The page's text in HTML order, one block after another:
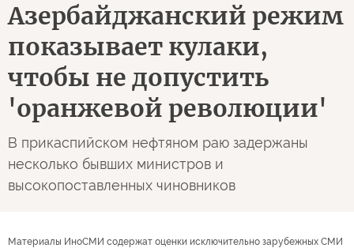
Азербайджанский режим
показывает кулаки,
чтобы не допустить
'оранжевой революции'
В прикаспийском нефтяном раю задержаны
несколько бывших министров и
высокопоставленных чиновников
Материалы ИноСМИ содержат оценки исключительно зарубежных СМИ